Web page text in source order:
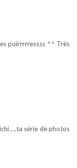
poirrrrressss ^^ Très
….ta série de photos